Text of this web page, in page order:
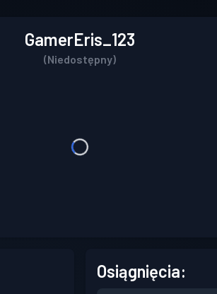
GamerEris_123
(Niedostępny)
Osiągnięcia: